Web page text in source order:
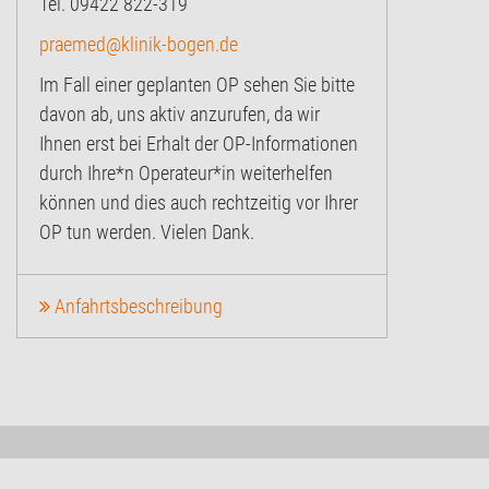
praemed@klinik-bogen.de
Im Fall einer geplanten OP sehen Sie bitte
davon ab, uns aktiv anzurufen, da wir
Ihnen erst bei Erhalt der OP-Informationen
durch Ihre*n Operateur*in weiterhelfen
können und dies auch rechtzeitig vor Ihrer
OP tun werden. Vielen Dank.
Anfahrtsbeschreibung